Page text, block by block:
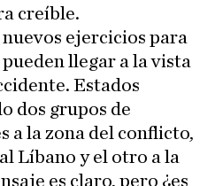
creíble.
ejercicios para
llegar a la vista
Estados
dos grupos de
a la zona del conflicto,
Líbano y el otro a la
es claro, pero ¿es